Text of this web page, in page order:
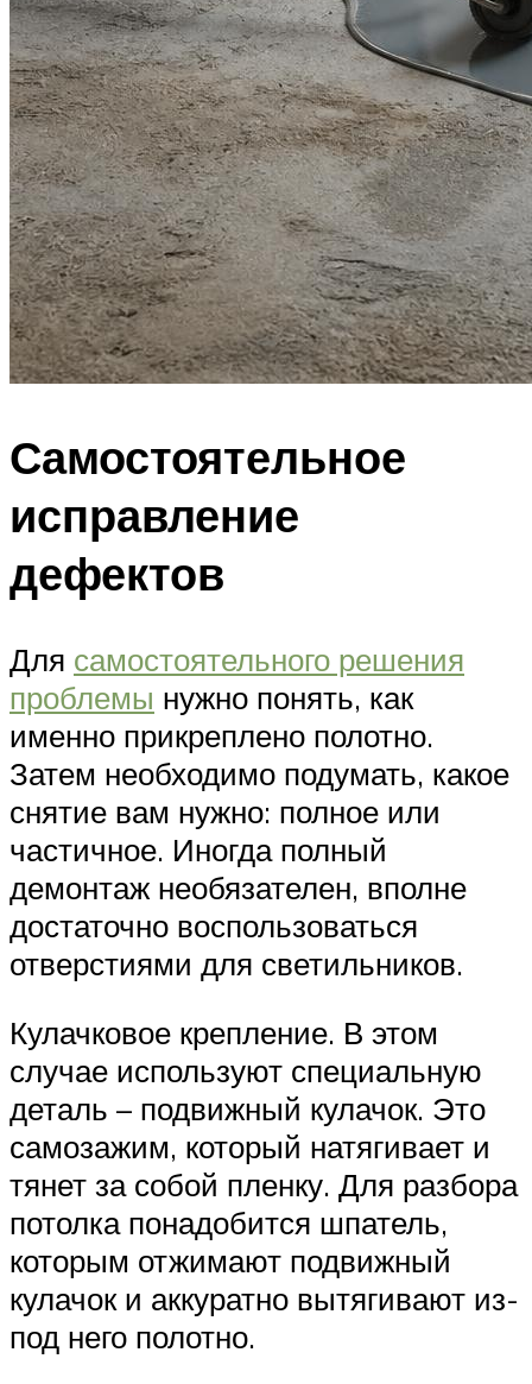
Самостоятельное
исправление
дефектов
Для самостоятельного решения
проблемы нужно понять, как
именно прикреплено полотно.
Затем необходимо подумать, какое
снятие вам нужно: полное или
частичное. Иногда полный
демонтаж необязателен, вполне
достаточно воспользоваться
отверстиями для светильников.
Кулачковое крепление. В этом
случае используют специальную
деталь – подвижный кулачок. Это
самозажим, который натягивает и
тянет за собой пленку. Для разбора
потолка понадобится шпатель,
которым отжимают подвижный
кулачок и аккуратно вытягивают из-
под него полотно.